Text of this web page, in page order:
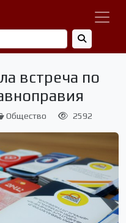
встреча по
Общество 2592